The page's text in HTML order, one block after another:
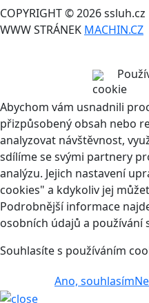
COPYRIGHT © 2026 ssluh.cz
WWW STRÁNEK MACHIN.CZ
Abychom vám usnadnili
přizpůsobený obsah nebo
analyzovat návštěvnost,
sdílíme se svými partnery
analýzu. Jejich nastavení
cookies" a kdykoliv jej
Podrobnější informace
osobních údajů a používání
Souhlasíte s používáním
Ano, souhlasím